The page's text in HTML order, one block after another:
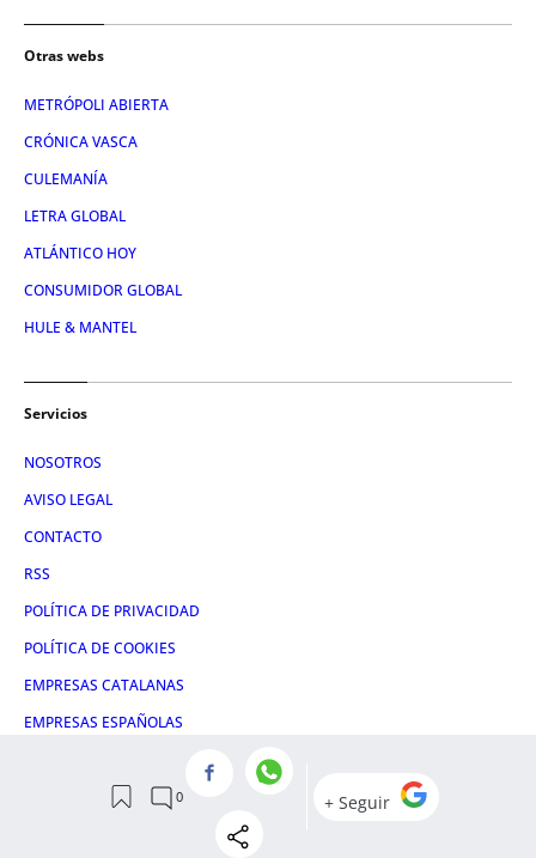
Otras webs
METRÓPOLI ABIERTA
CRÓNICA VASCA
CULEMANÍA
LETRA GLOBAL
ATLÁNTICO HOY
CONSUMIDOR GLOBAL
HULE & MANTEL
Servicios
NOSOTROS
AVISO LEGAL
CONTACTO
RSS
POLÍTICA DE PRIVACIDAD
POLÍTICA DE COOKIES
EMPRESAS CATALANAS
EMPRESAS ESPAÑOLAS
CONDICIONES DE COMPRA
ADMINISTRACIÓN UTIQ